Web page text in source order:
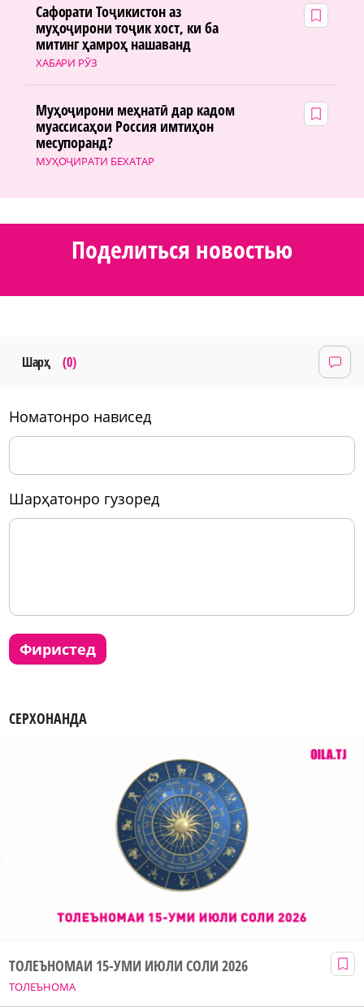
ХАБАРИ РӮЗ
Сафорати Тоҷикистон аз
муҳоҷирони тоҷик хост, ки ба
митинг ҳамроҳ нашаванд
МУҲОҶИРАТИ БЕХАТАР
Муҳоҷирони меҳнатӣ дар кадом
муассисаҳои Россия имтиҳон
месупоранд?
Поделиться новостью
Шарҳ (0)
номатонро нависед
шарҳатонро гузоред
фиристед
СЕРХОНАНДА
ТОЛЕЪНОМА
ТОЛЕЪНОМАИ 15-УМИ ИЮЛИ СОЛИ 2026